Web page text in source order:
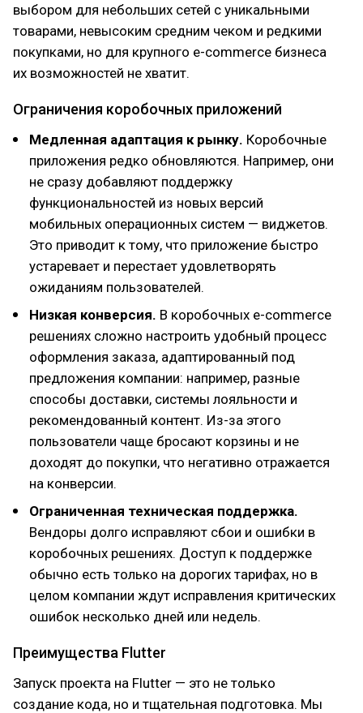
выбором для небольших сетей с уникальными
товарами, невысоким средним чеком и редкими
покупками, но для крупного e-commerce бизнеса
их возможностей не хватит.
Ограничения коробочных приложений
Медленная адаптация к рынку. Коробочные
приложения редко обновляются. Например, они
не сразу добавляют поддержку
функциональностей из новых версий
мобильных операционных систем — виджетов.
Это приводит к тому, что приложение быстро
устаревает и перестает удовлетворять
ожиданиям пользователей.
Низкая конверсия. В коробочных e-commerce
решениях сложно настроить удобный процесс
оформления заказа, адаптированный под
предложения компании: например, разные
способы доставки, системы лояльности и
рекомендованный контент. Из-за этого
пользователи чаще бросают корзины и не
доходят до покупки, что негативно отражается
на конверсии.
Ограниченная техническая поддержка.
Вендоры долго исправляют сбои и ошибки в
коробочных решениях. Доступ к поддержке
обычно есть только на дорогих тарифах, но в
целом компании ждут исправления критических
ошибок несколько дней или недель.
Преимущества Flutter
Запуск проекта на Flutter — это не только
создание кода, но и тщательная подготовка. Мы